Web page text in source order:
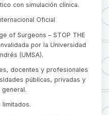
con simulación clínica.
Oficial
of Surgeons – STOP THE
por la Universidad
(UMSA).
docentes y profesionales
públicas, privadas y
limitados.